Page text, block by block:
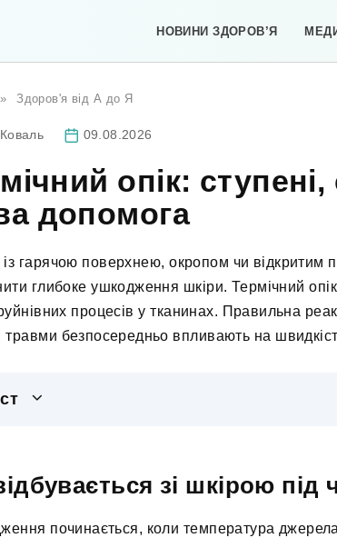
НОВИНИ ЗДОРОВ’Я
» Здоров'я від А до Я
09.08.2026
опік:
допомога
із гарячою поверхнею, окропом чи відкритим
глибоке ушкодження шкіри. Термічний
процесів у тканинах. Правильна
травми безпосередньо впливають на
зі шкірою під
починається, коли температура